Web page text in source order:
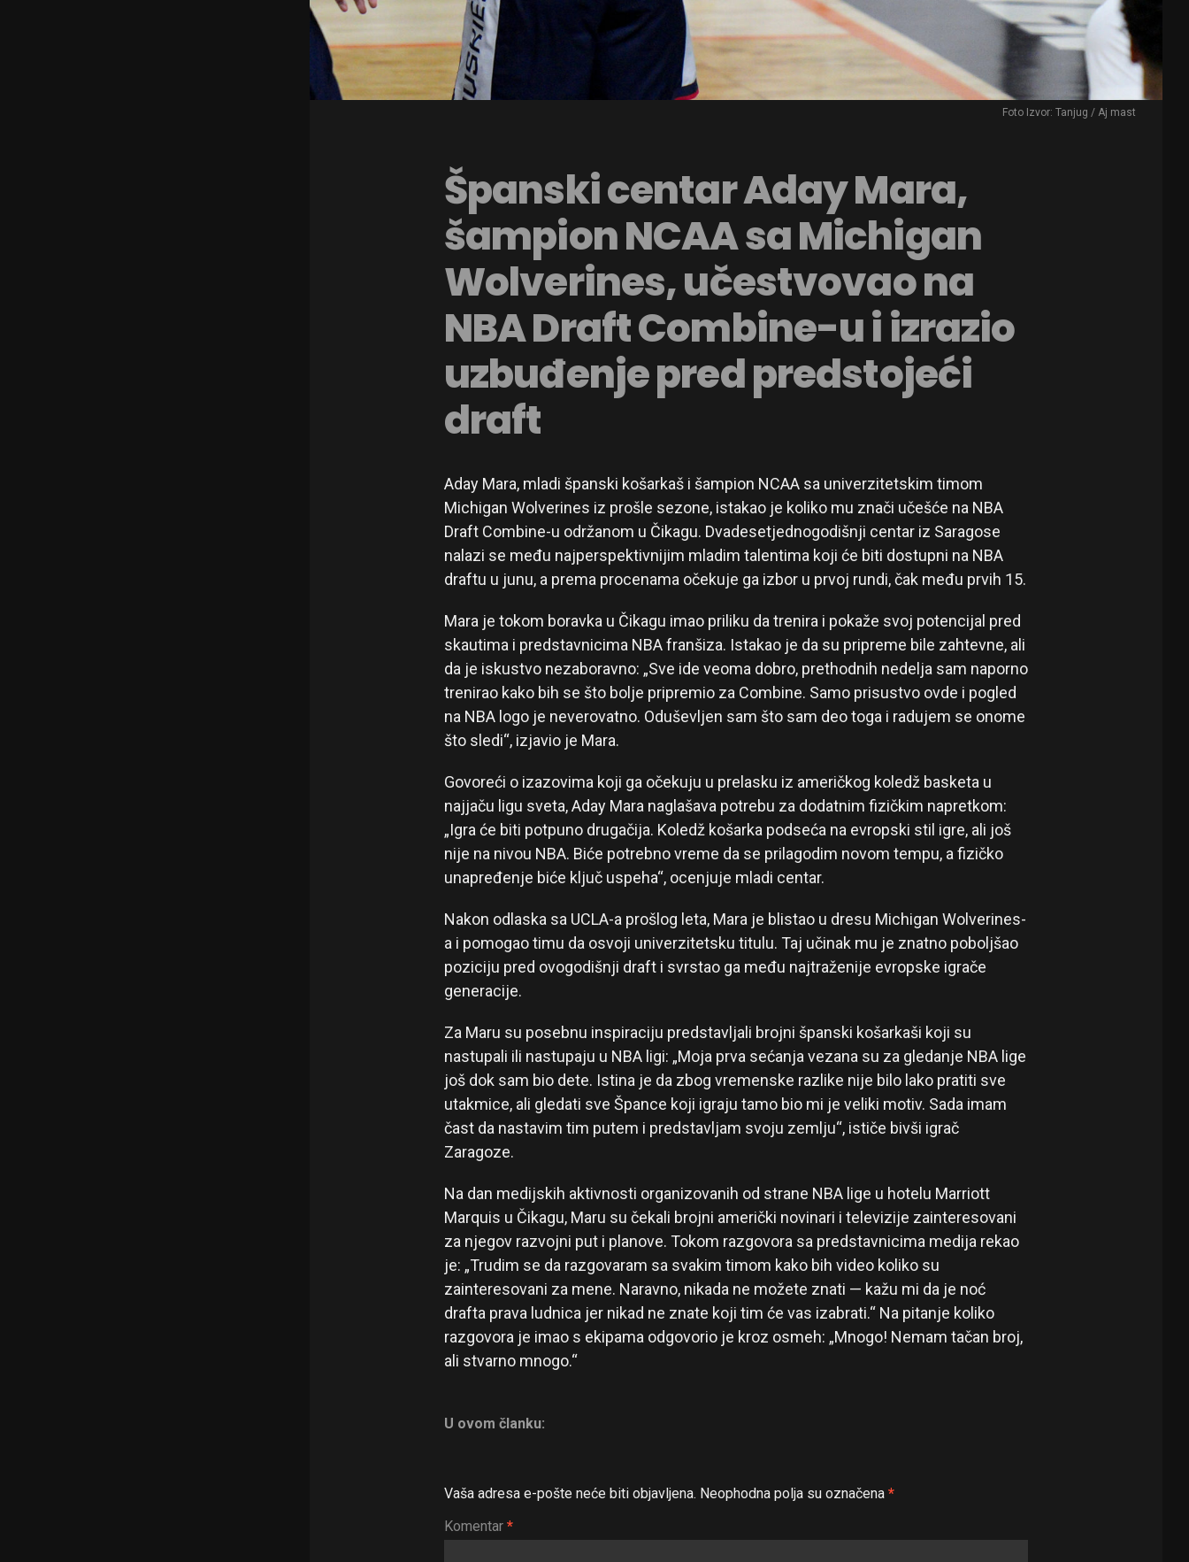
Foto Izvor: Tanjug / Aj mast
Španski centar Aday Mara,
šampion NCAA sa Michigan
Wolverines, učestvovao na
NBA Draft Combine-u i izrazio
uzbuđenje pred predstojeći
draft
Aday Mara, mladi španski košarkaš i šampion NCAA sa univerzitetskim timom
Michigan Wolverines iz prošle sezone, istakao je koliko mu znači učešće na NBA
Draft Combine-u održanom u Čikagu. Dvadesetjednogodišnji centar iz Saragose
nalazi se među najperspektivnijim mladim talentima koji će biti dostupni na NBA
draftu u junu, a prema procenama očekuje ga izbor u prvoj rundi, čak među prvih 15.
Mara je tokom boravka u Čikagu imao priliku da trenira i pokaže svoj potencijal pred
skautima i predstavnicima NBA franšiza. Istakao je da su pripreme bile zahtevne, ali
da je iskustvo nezaboravno: „Sve ide veoma dobro, prethodnih nedelja sam naporno
trenirao kako bih se što bolje pripremio za Combine. Samo prisustvo ovde i pogled
na NBA logo je neverovatno. Oduševljen sam što sam deo toga i radujem se onome
što sledi“, izjavio je Mara.
Govoreći o izazovima koji ga očekuju u prelasku iz američkog koledž basketa u
najjaču ligu sveta, Aday Mara naglašava potrebu za dodatnim fizičkim napretkom:
„Igra će biti potpuno drugačija. Koledž košarka podseća na evropski stil igre, ali još
nije na nivou NBA. Biće potrebno vreme da se prilagodim novom tempu, a fizičko
unapređenje biće ključ uspeha“, ocenjuje mladi centar.
Nakon odlaska sa UCLA-a prošlog leta, Mara je blistao u dresu Michigan Wolverines-
a i pomogao timu da osvoji univerzitetsku titulu. Taj učinak mu je znatno poboljšao
poziciju pred ovogodišnji draft i svrstao ga među najtraženije evropske igrače
generacije.
Za Maru su posebnu inspiraciju predstavljali brojni španski košarkaši koji su
nastupali ili nastupaju u NBA ligi: „Moja prva sećanja vezana su za gledanje NBA lige
još dok sam bio dete. Istina je da zbog vremenske razlike nije bilo lako pratiti sve
utakmice, ali gledati sve Špance koji igraju tamo bio mi je veliki motiv. Sada imam
čast da nastavim tim putem i predstavljam svoju zemlju“, ističe bivši igrač
Zaragoze.
Na dan medijskih aktivnosti organizovanih od strane NBA lige u hotelu Marriott
Marquis u Čikagu, Maru su čekali brojni američki novinari i televizije zainteresovani
za njegov razvojni put i planove. Tokom razgovora sa predstavnicima medija rekao
je: „Trudim se da razgovaram sa svakim timom kako bih video koliko su
zainteresovani za mene. Naravno, nikada ne možete znati — kažu mi da je noć
drafta prava ludnica jer nikad ne znate koji tim će vas izabrati.“ Na pitanje koliko
razgovora je imao s ekipama odgovorio je kroz osmeh: „Mnogo! Nemam tačan broj,
ali stvarno mnogo.“
U ovom članku:
Vaša adresa e-pošte neće biti objavljena. Neophodna polja su označena *
Komentar *